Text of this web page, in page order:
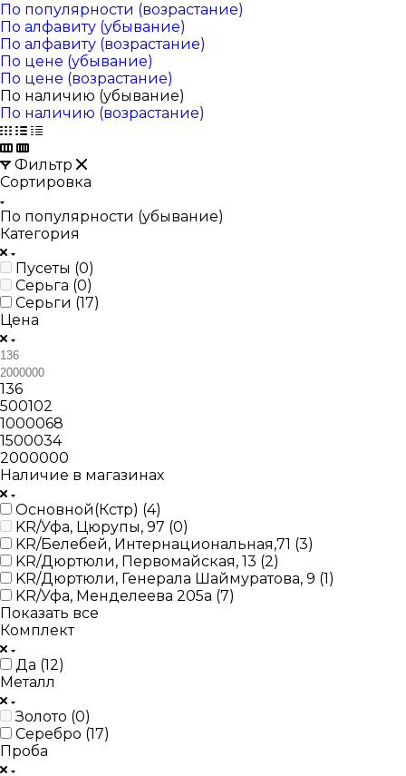
По популярности (возрастание)
По алфавиту (убывание)
По алфавиту (возрастание)
По цене (убывание)
По цене (возрастание)
По наличию (убывание)
По наличию (возрастание)
Фильтр
Сортировка
По популярности (убывание)
Категория
Пусеты (0)
Серьга (0)
Серьги (17)
Цена
136
500102
1000068
1500034
2000000
Наличие в магазинах
Основной(Кстр) (4)
KR/Уфа, Цюрупы, 97 (0)
KR/Белебей, Интернациональная,71 (3)
KR/Дюртюли, Первомайская, 13 (2)
KR/Дюртюли, Генерала Шаймуратова, 9 (1)
KR/Уфа, Менделеева 205а (7)
Показать все
Комплект
Да (12)
Металл
Золото (0)
Серебро (17)
Проба